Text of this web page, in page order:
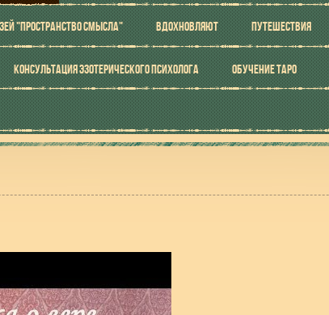
"ПРОСТРАНСТВО СМЫСЛА" ВДОХНОВЛЯЮТ ПУТЕШЕСТВИЯ
КОНСУЛЬТАЦИЯ ЭЗОТЕРИЧЕСКОГО ПСИХОЛОГА ОБУЧЕНИЕ ТАРО